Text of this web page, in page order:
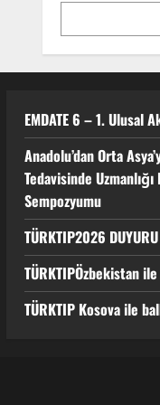
4
5
EMDATE 6 – 1. Ulusal
Anadolu’dan Orta
Tedavisinde
Sempozyumu
TÜRKTIP2026
TÜRKTIPÖzbekistan ile
TÜRKTIP Kosova ile